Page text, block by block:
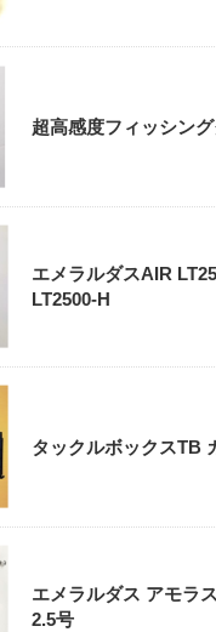
超高感度フィッシン
エメラルダスAIR
LT2500-H
タックルボックスTB
エメラルダス アモラ
2.5号